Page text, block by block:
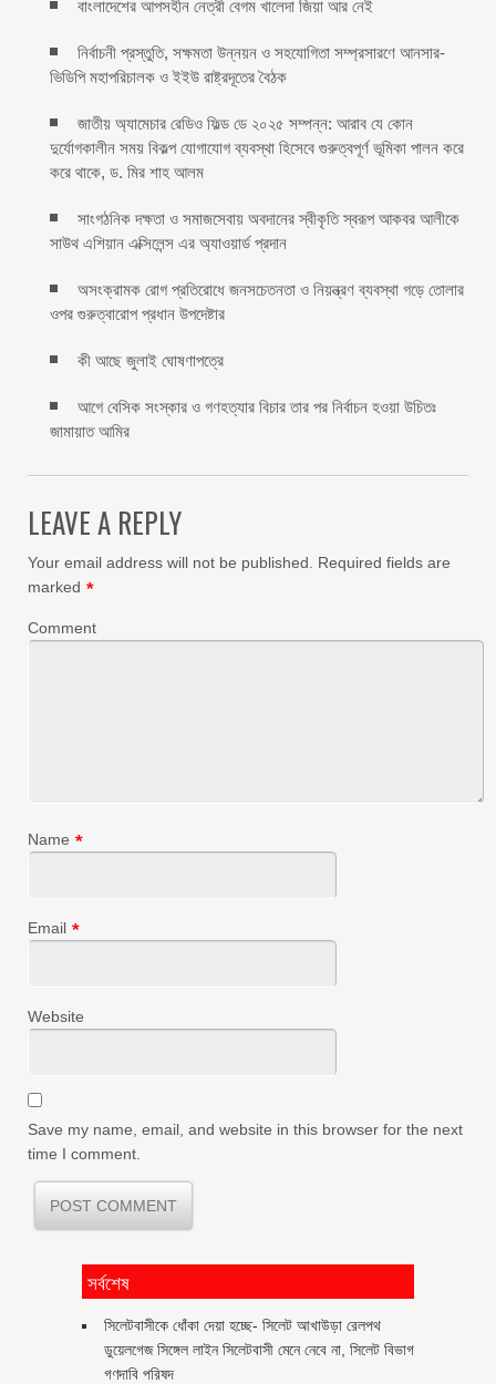
বাংলাদেশের আপসহীন নেত্রী বেগম খালেদা জিয়া আর নেই
নির্বাচনী প্রস্তুতি, সক্ষমতা উন্নয়ন ও সহযোগিতা সম্প্রসারণে আনসার-
ভিডিপি মহাপরিচালক ও ইইউ রাষ্ট্রদূতের বৈঠক
জাতীয় অ্যামেচার রেডিও ফিল্ড ডে ২০২৫ সম্পন্ন: আরাব যে কোন
দুর্যোগকালীন সময় বিকল্প যোগাযোগ ব্যবস্থা হিসেবে গুরুত্বপূর্ণ ভূমিকা পালন করে
করে থাকে, ড. মির শাহ আলম
সাংগঠনিক দক্ষতা ও সমাজসেবায় অবদানের স্বীকৃতি স্বরূপ আকবর আলীকে
সাউথ এশিয়ান এক্সিলেন্স এর অ্যাওয়ার্ড প্রদান
অসংক্রামক রোগ প্রতিরোধে জনসচেতনতা ও নিয়ন্ত্রণ ব্যবস্থা গড়ে তোলার
ওপর গুরুত্বারোপ প্রধান উপদেষ্টার
কী আছে জুলাই ঘোষণাপত্রে
আগে বেসিক সংস্কার ও গণহত্যার বিচার তার পর নির্বাচন হওয়া উচিতঃ
জামায়াত আমির
LEAVE A REPLY
Your email address will not be published.
Required fields are
marked *
Comment
Name *
Email *
Website
Save my name, email, and website in this browser for the next
time I comment.
সর্বশেষ
‎সিলেটবাসীকে ধোঁকা দেয়া হচ্ছে- সিলেট আখাউড়া রেলপথ
ডুয়েলগেজ সিঙ্গেল লাইন সিলেটবাসী মেনে নেবে না, সিলেট বিভাগ
গণদাবি পরিষদ